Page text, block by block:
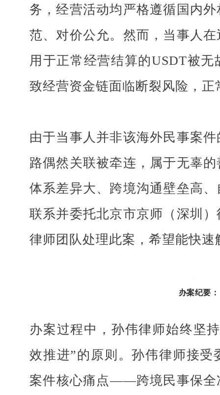
务，经营活动均严格遵循国内
范、对价公允。然而，当事人
用于正常经营结算的USDT被无
致经营资金链面临断裂风险，
由于当事人并非该海外民事案
路偶然关联被牵连，属于无辜
体系差异大、跨境沟通壁垒高
联系并委托北京市京师（深圳
律师团队处理此案，希望能快速
办案纪要：
办案过程中，孙伟律师始终坚
效推进”的原则。孙伟律师接
案件核心痛点——跨境民事保全